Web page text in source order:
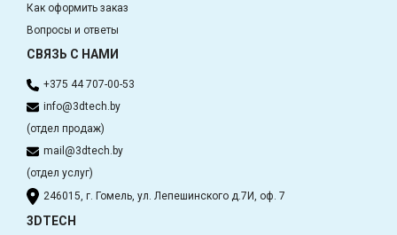
Как оформить заказ
Вопросы и ответы
СВЯЗЬ С НАМИ
+375 44 707-00-53
info@3dtech.by
(отдел продаж)
mail@3dtech.by
(отдел услуг)
246015, г. Гомель, ул. Лепешинского д.7И, оф. 7
3DTECH